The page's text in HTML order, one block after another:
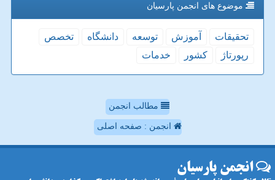
موضوع های انجمن پارسیان
تحقیقات آموزش توسعه دانشگاه
تخصص
رپورتاژ
كشور خدمات
مطالب انجمن
انجمن : صفحه اصلی
انجمن پارسیان